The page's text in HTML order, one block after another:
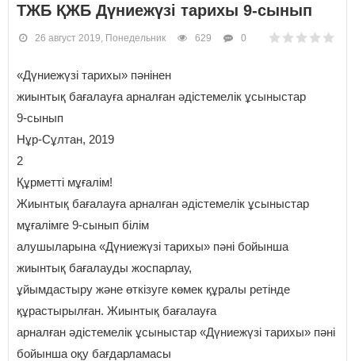
ТЖБ ҚЖБ Дүниежүзі тарихы 9-сынып
26 август 2019, Понедельник 629 0
«Дүниежүзі тарихы» пәнінен
жиынтық бағалауға арналған әдістемелік ұсыныстар
9-сынып
Нұр-Сұлтан, 2019
2
Құрметті мұғалім!
Жиынтық бағалауға арналған әдістемелік ұсыныстар
мұғалімге 9-сынып білім
алушыларына «Дүниежүзі тарихы» пәні бойынша
жиынтық бағалауды жоспарлау,
ұйымдастыру және өткізуге көмек құралы ретінде
құрастырылған. Жиынтық бағалауға
арналған әдістемелік ұсыныстар «Дүниежүзі тарихы» пәні
бойынша оқу бағдарламасы